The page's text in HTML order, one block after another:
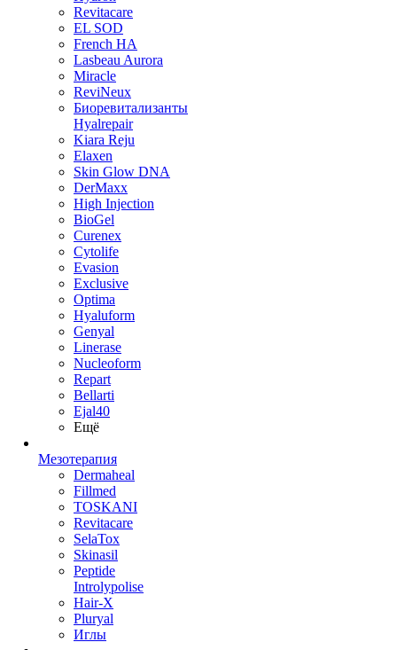
Revitacare
EL SOD
French HA
Lasbeau Aurora
Miracle
ReviNeux
Биоревитализанты
Hyalrepair
Kiara Reju
Elaxen
Skin Glow DNA
DerMaxx
High Injection
BioGel
Curenex
Cytolife
Evasion
Exclusive
Optima
Hyaluform
Genyal
Linerase
Nucleoform
Repart
Bellarti
Ejal40
Ещё
Мезотерапия
Dermaheal
Fillmed
TOSKANI
Revitacare
SelaTox
Skinasil
Peptide
Introlypolise
Hair-X
Pluryal
Иглы